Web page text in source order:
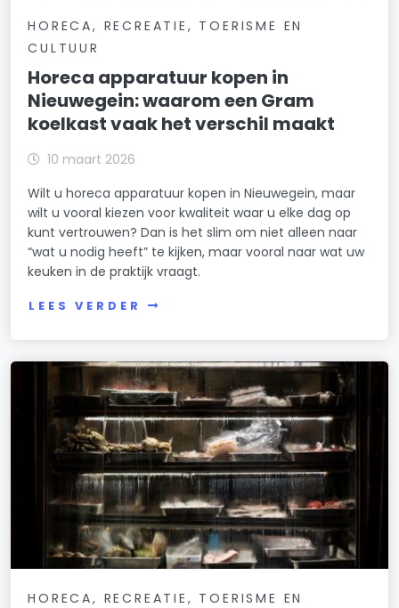
HORECA, RECREATIE, TOERISME EN
CULTUUR
Horeca apparatuur kopen in
Nieuwegein: waarom een Gram
koelkast vaak het verschil maakt
10 maart 2026
Wilt u horeca apparatuur kopen in Nieuwegein, maar
wilt u vooral kiezen voor kwaliteit waar u elke dag op
kunt vertrouwen? Dan is het slim om niet alleen naar
“wat u nodig heeft” te kijken, maar vooral naar wat uw
keuken in de praktijk vraagt.
LEES VERDER
HORECA, RECREATIE, TOERISME EN